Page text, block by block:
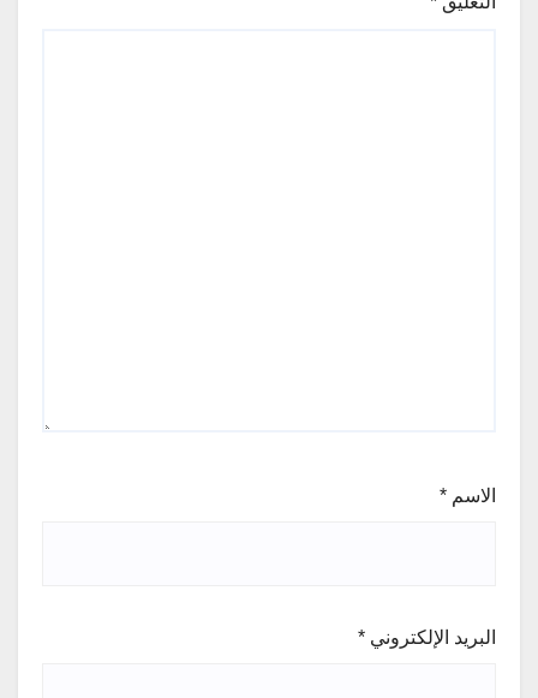
الاسم *
البريد الإلكتروني *